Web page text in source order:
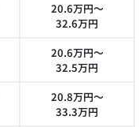
20.6万円～
32.6万円
20.6万円～
32.5万円
20.8万円～
33.3万円